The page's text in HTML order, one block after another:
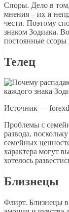
Споры. Дело в том,
мнения – их и
чести. Поэтому
знаком Зодиака.
постоянные
Телец
Источник —
Проблемы с
развода,
семейных
характера могут
хотелось
Близнецы
Флирт. Близнецы